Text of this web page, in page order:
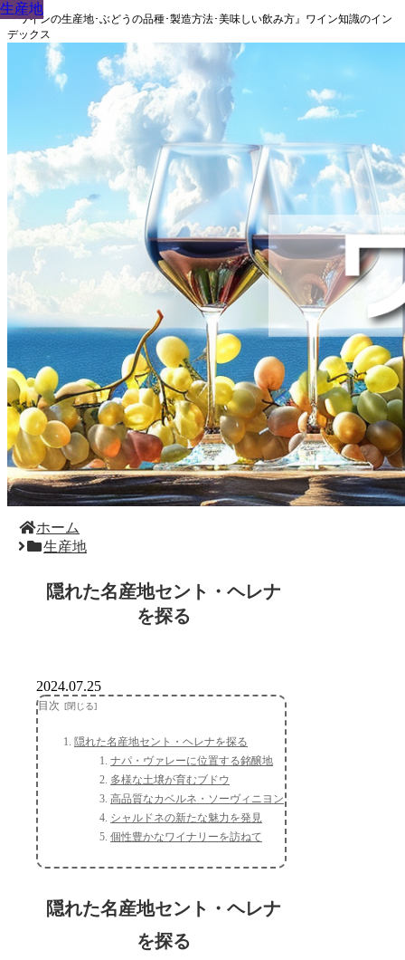
『ワインの生産地･ぶどうの品種･製造方法･美味しい飲み方』ワイン知識のイン
デックス
ホーム
生産地
隠れた名産地セント・ヘレナ
を探る
生産地
2024.07.25
目次
隠れた名産地セント・ヘレナを探る
ナパ・ヴァレーに位置する銘醸地
多様な土壌が育むブドウ
高品質なカベルネ・ソーヴィニヨン
シャルドネの新たな魅力を発見
個性豊かなワイナリーを訪ねて
隠れた名産地セント・ヘレナ
を探る
生産地
生産地
生産地
生産地
生産地
生産地
生産地
生産地